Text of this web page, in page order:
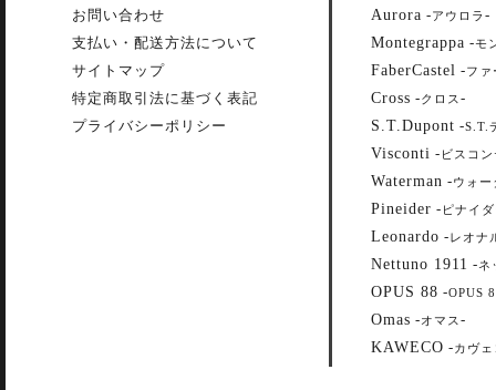
お問い合わせ
支払い・配送方法について
サイトマップ
特定商取引法に基づく表記
プライバシーポリシー
Aurora -アウロラ -
Montegrappa -モ
FaberCastel -ファ
Cross -クロス -
S.T.Dupont -S.T.
Visconti - ビスコ
Waterman -ウォー
Pineider - ピナイ
Leonardo -レオナ
Nettuno 1911 -ネ
OPUS 88 -OPUS
Omas -オマス -
KAWECO -カヴェ